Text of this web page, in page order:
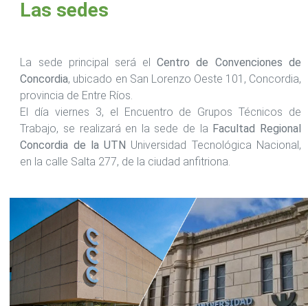
Las sedes
La sede principal será elCentro de Convenciones de
Concordia, ubicado en San Lorenzo Oeste 101, Concordia,
provincia de Entre Ríos.
El día viernes 3, el Encuentro de Grupos Técnicos de
Trabajo, se realizará en la sede de la Facultad Regional
Concordia de la UTN Universidad Tecnológica Nacional,
en la calle Salta 277, de la ciudad anfitriona.